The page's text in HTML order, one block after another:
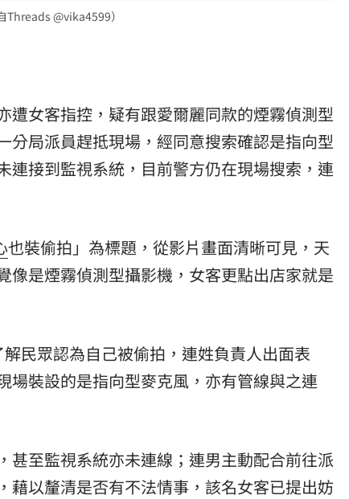
@vika4599）
遭女客指控，疑有跟愛爾麗同款的煙霧偵測型
局派員趕抵現場，經同意搜索確認是指向型
連接到監視系統，目前警方仍在現場搜索，連
也裝偷拍」為標題，從影片畫面清晰可見，天
像是煙霧偵測型攝影機，女客更點出店家就是
民眾認為自己被偷拍，連姓負責人出面表
場裝設的是指向型麥克風，亦有管線與之連
甚至監視系統亦未連線；連男主動配合前往派
藉以釐清是否有不法情事，該名女客已提出妨